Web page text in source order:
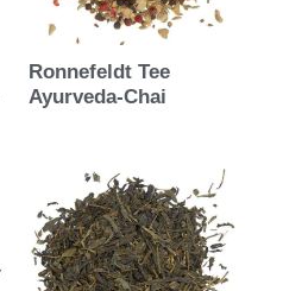
Ronnefeldt Tee
Ayurveda-Chai